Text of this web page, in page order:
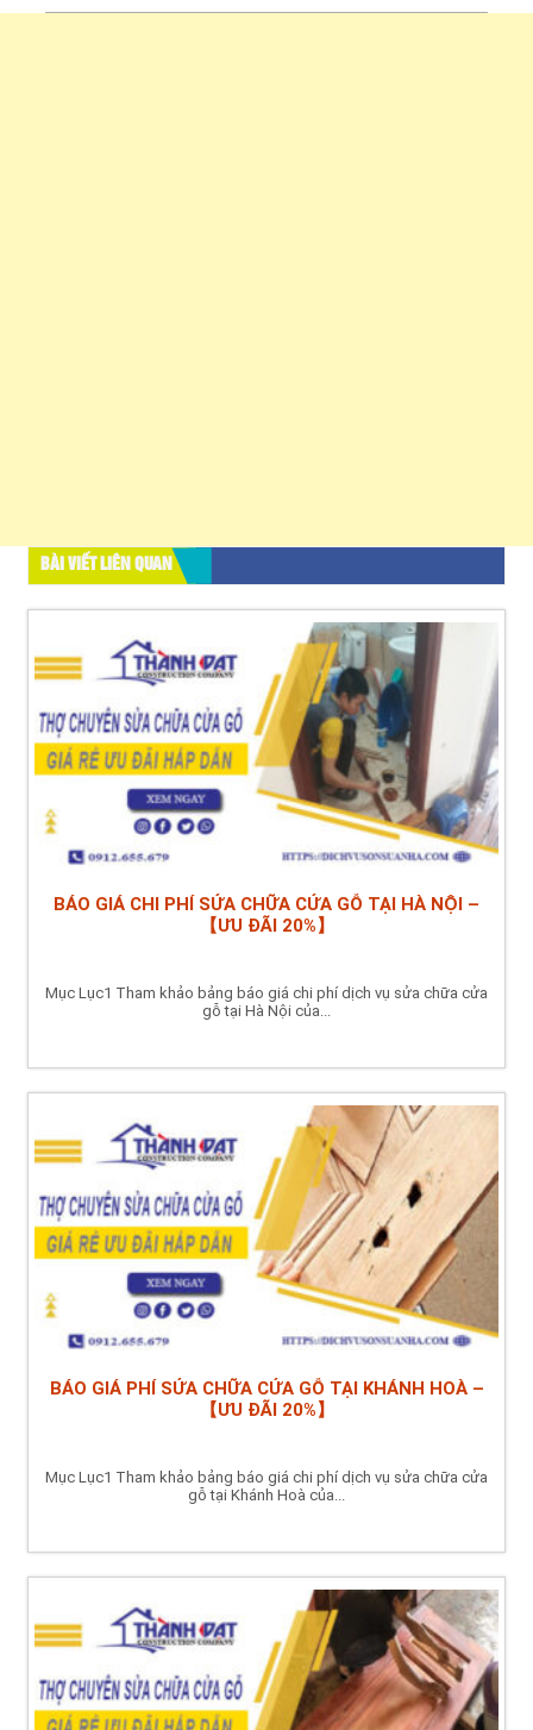
BÀI VIẾT LIÊN QUAN
BÁO GIÁ CHI PHÍ SỬA CHỮA CỬA GỖ TẠI HÀ NỘI –
【ƯU ĐÃI 20%】
Mục Lục1 Tham khảo bảng báo giá chi phí dịch vụ sửa chữa cửa
gỗ tại Hà Nội của...
BÁO GIÁ PHÍ SỬA CHỮA CỬA GỖ TẠI KHÁNH HOÀ –
【ƯU ĐÃI 20%】
Mục Lục1 Tham khảo bảng báo giá chi phí dịch vụ sửa chữa cửa
gỗ tại Khánh Hoà của...